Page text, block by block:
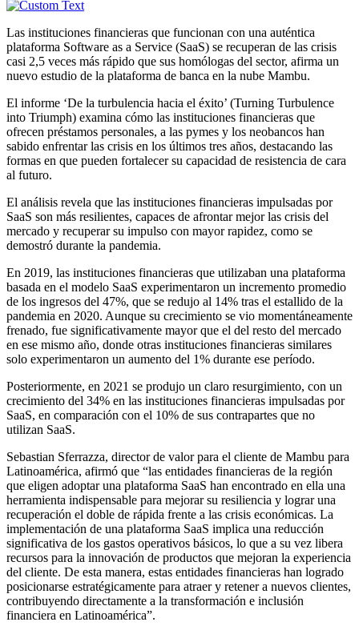
Las instituciones financieras que funcionan con una auténtica
plataforma Software as a Service (SaaS) se recuperan de las crisis
casi 2,5 veces más rápido que sus homólogas del sector, afirma un
nuevo estudio de la plataforma de banca en la nube Mambu.
El informe ‘De la turbulencia hacia el éxito’ (Turning Turbulence
into Triumph) examina cómo las instituciones financieras que
ofrecen préstamos personales, a las pymes y los neobancos han
sabido enfrentar las crisis en los últimos tres años, destacando las
formas en que pueden fortalecer su capacidad de resistencia de cara
al futuro.
El análisis revela que las instituciones financieras impulsadas por
SaaS son más resilientes, capaces de afrontar mejor las crisis del
mercado y recuperar su impulso con mayor rapidez, como se
demostró durante la pandemia.
En 2019, las instituciones financieras que utilizaban una plataforma
basada en el modelo SaaS experimentaron un incremento promedio
de los ingresos del 47%, que se redujo al 14% tras el estallido de la
pandemia en 2020. Aunque su crecimiento se vio momentáneamente
frenado, fue significativamente mayor que el del resto del mercado
en ese mismo año, donde otras instituciones financieras similares
solo experimentaron un aumento del 1% durante ese período.
Posteriormente, en 2021 se produjo un claro resurgimiento, con un
crecimiento del 34% en las instituciones financieras impulsadas por
SaaS, en comparación con el 10% de sus contrapartes que no
utilizan SaaS.
Sebastian Sferrazza, director de valor para el cliente de Mambu para
Latinoamérica, afirmó que “las entidades financieras de la región
que eligen adoptar una plataforma SaaS han encontrado en ella una
herramienta indispensable para mejorar su resiliencia y lograr una
recuperación el doble de rápida frente a las crisis económicas. La
implementación de una plataforma SaaS implica una reducción
significativa de los gastos operativos básicos, lo que a su vez libera
recursos para la innovación de productos que mejoran la experiencia
del cliente. De esta manera, estas entidades financieras han logrado
posicionarse estratégicamente para atraer y retener a nuevos clientes,
contribuyendo directamente a la transformación e inclusión
financiera en Latinoamérica”.